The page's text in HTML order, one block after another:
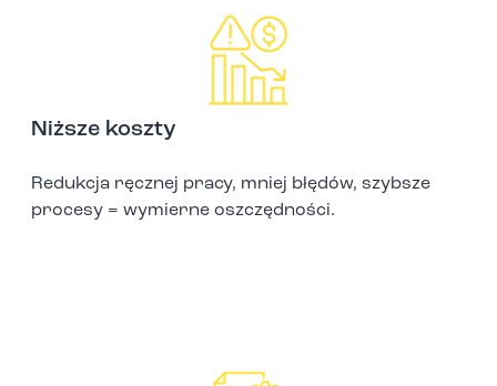
Niższe koszty
Redukcja ręcznej pracy, mniej błędów, szybsze
procesy = wymierne oszczędności.